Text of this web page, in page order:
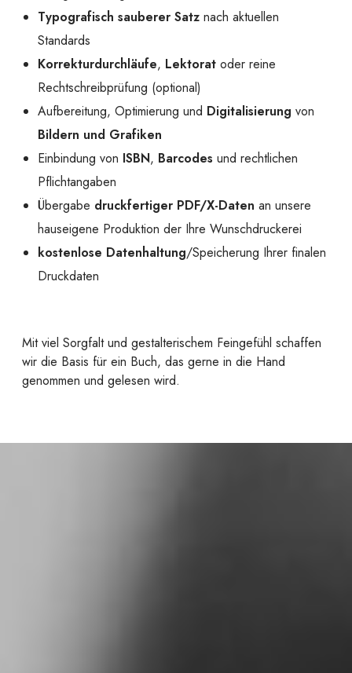
Typografisch sauberer Satz nach aktuellen
Standards
Korrekturdurchläufe, Lektorat oder reine
Rechtschreibprüfung (optional)
Aufbereitung, Optimierung und Digitalisierung von
Bildern und Grafiken
Einbindung von ISBN, Barcodes und rechtlichen
Pflichtangaben
Übergabe druckfertiger PDF/X-Daten an unsere
hauseigene Produktion der Ihre Wunschdruckerei
kostenlose Datenhaltung/Speicherung Ihrer finalen
Druckdaten
Mit viel Sorgfalt und gestalterischem Feingefühl schaffen
wir die Basis für ein Buch, das gerne in die Hand
genommen und gelesen wird.